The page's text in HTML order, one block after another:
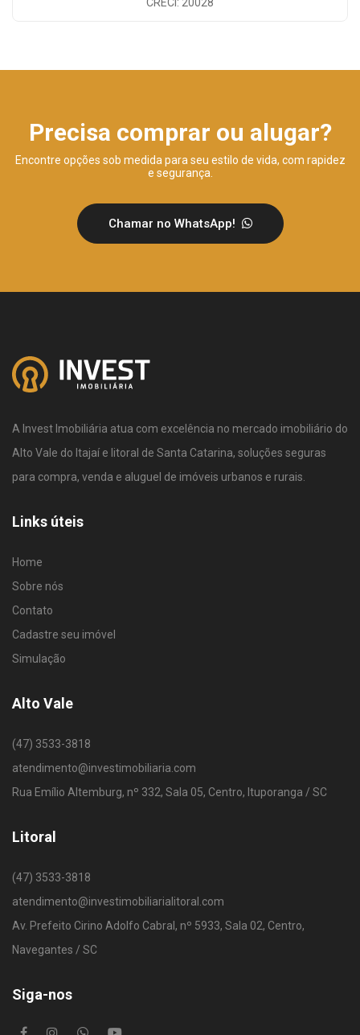
Precisa comprar ou alugar?
Encontre opções sob medida para seu estilo de vida, com rapidez
e segurança.
Chamar no WhatsApp!
A Invest Imobiliária atua com excelência no mercado imobiliário do
Alto Vale do Itajaí e litoral de Santa Catarina, soluções seguras
para compra, venda e aluguel de imóveis urbanos e rurais.
Links úteis
Home
Sobre nós
Contato
Cadastre seu imóvel
Simulação
Alto Vale
(47) 3533-3818
atendimento@investimobiliaria.com
Rua Emílio Altemburg, nº 332, Sala 05, Centro, Ituporanga / SC
Litoral
(47) 3533-3818
atendimento@investimobiliarialitoral.com
Av. Prefeito Cirino Adolfo Cabral, nº 5933, Sala 02, Centro,
Navegantes / SC
Siga-nos